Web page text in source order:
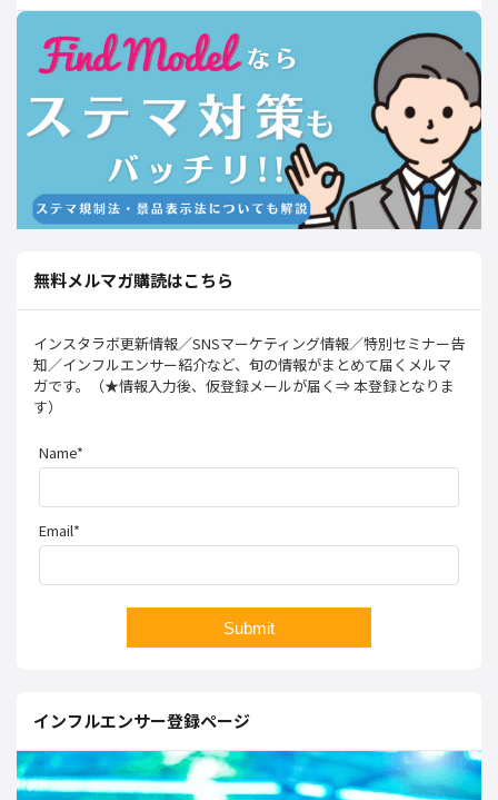
無料メルマガ購読はこちら
インスタラボ更新情報／SNSマーケティング情報／特別セミナー告
知／インフルエンサー紹介など、旬の情報がまとめて届くメルマ
ガです。（★情報入力後、仮登録メールが届く⇒ 本登録となりま
す）
Name*
Email*
インフルエンサー登録ページ